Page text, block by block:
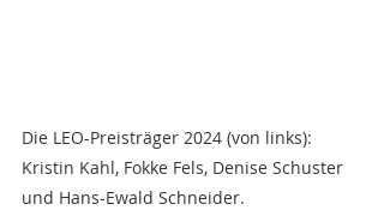
Die LEO-Preisträger 2024 (von links):
Kristin Kahl, Fokke Fels, Denise Schuster
und Hans-Ewald Schneider.